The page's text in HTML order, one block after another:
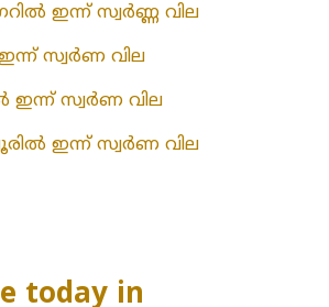
ഇന്ന് സ്വർണ്ണ വില
സ്വർണ വില
ഇന്ന് സ്വർണ വില
ഇന്ന് സ്വർണ വില
today in